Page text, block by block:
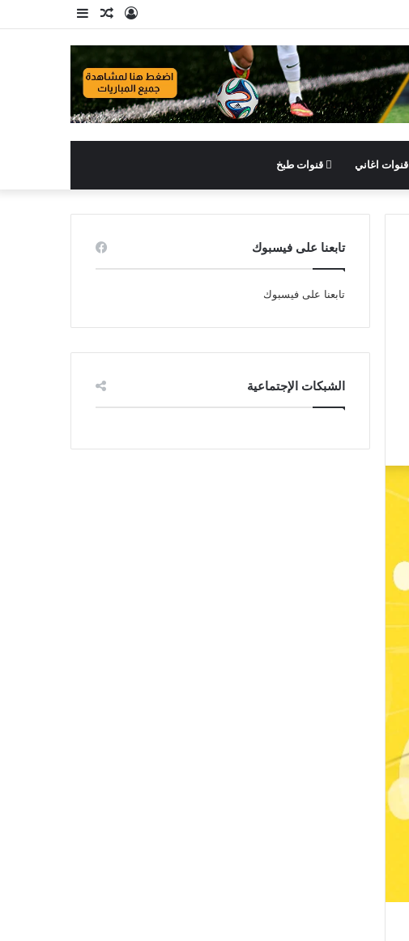
إضافة
عمود
مقال
عشوائي
تسجيل
الدخول
قنوات اغاني قنوات طبخ
تابعنا على فيسبوك
تابعنا على فيسبوك
الشبكات الإجتماعية